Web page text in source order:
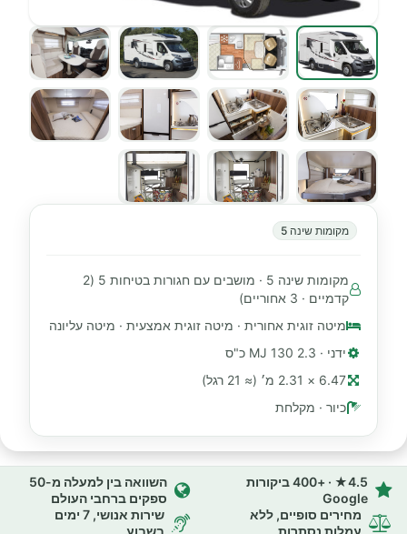
מקומות שינה 5
מקומות שינה 5 · מושבים עם חגורות בטיחות 5 (2
קדמיים · 3 אחוריים)
מיטה זוגית אחורית · מיטה זוגית אמצעית · מיטה עליונה
ידני · 2.3 MJ 130 כ"ס
6.47 × 2.31 מ׳ (≈ 21 רגל)
כיור · מקלחת
4.5★ · +400 ביקורות
Google
השוואה בין למעלה מ-50
ספקים ברחבי העולם
מחירים סופיים, ללא
עמלות נסתרות
שירות אנושי, 7 ימים
בשבוע